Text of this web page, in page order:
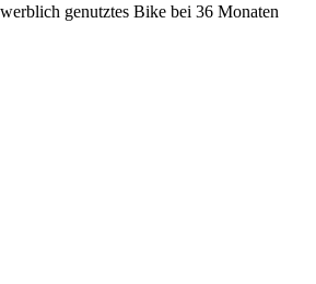
genutztes Bike bei 36 Monaten